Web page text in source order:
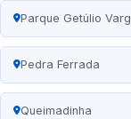
Parque Getúlio
Pedra Ferrada
Queimadinha